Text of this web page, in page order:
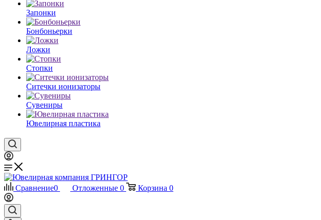
Запонки
Бонбоньерки
Ложки
Стопки
Ситечки ионизаторы
Cувениры
Ювелирная пластика
Сравнение0 Отложенные 0 Корзина 0